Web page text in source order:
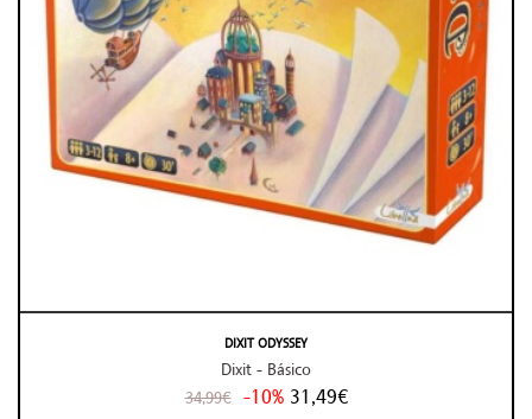
DIXIT ODYSSEY
Dixit - Básico
34,99€ -10% 31,49€